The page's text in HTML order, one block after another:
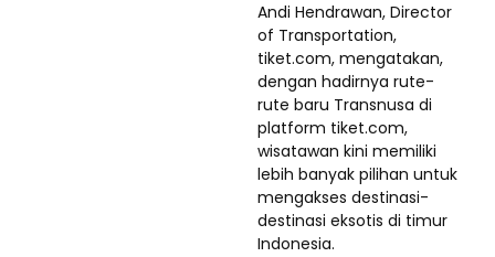
Andi Hendrawan, Director
of Transportation,
tiket.com, mengatakan,
dengan hadirnya rute-
rute baru Transnusa di
platform tiket.com,
wisatawan kini memiliki
lebih banyak pilihan untuk
mengakses destinasi-
destinasi eksotis di timur
Indonesia.